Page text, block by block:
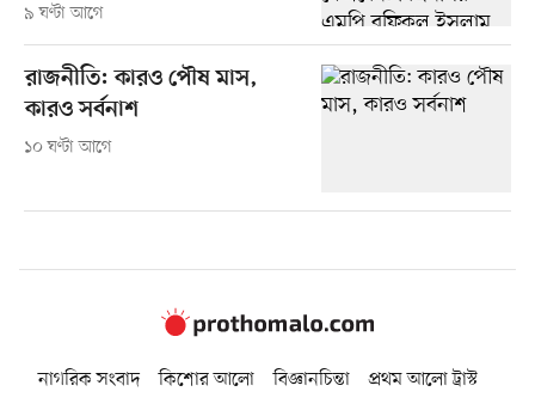
৯ ঘণ্টা আগে
রাজনীতি: কারও পৌষ মাস,
কারও সর্বনাশ
১০ ঘণ্টা আগে
নাগরিক সংবাদ কিশোর আলো বিজ্ঞানচিন্তা
প্রথম আলো ট্রাস্ট